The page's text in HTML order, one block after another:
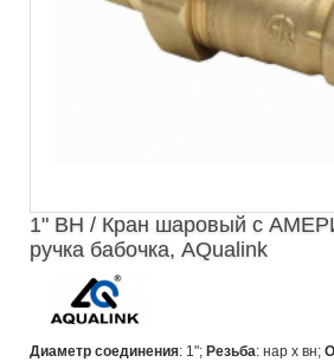
1" ВН / Кран шаровый с
ручка бабочка, AQualink
Диаметр соединения: 1"; Резьба: нар х вн;